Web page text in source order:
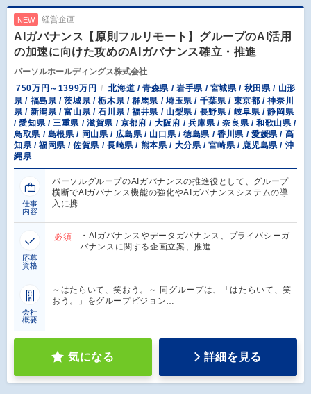
NEW 経営企画
AIガバナンス【原則フルリモート】グループのAI活用
の加速に向けた攻めのAIガバナンス確立・推進
パーソルホールディングス株式会社
750万円～1399万円
北海道 / 青森県 / 岩手県 / 宮城県 / 秋田県 / 山形
県 / 福島県 / 茨城県 / 栃木県 / 群馬県 / 埼玉県 / 千葉県 / 東京都 / 神奈川
県 / 新潟県 / 富山県 / 石川県 / 福井県 / 山梨県 / 長野県 / 岐阜県 / 静岡県
/ 愛知県 / 三重県 / 滋賀県 / 京都府 / 大阪府 / 兵庫県 / 奈良県 / 和歌山県 /
鳥取県 / 島根県 / 岡山県 / 広島県 / 山口県 / 徳島県 / 香川県 / 愛媛県 / 高
知県 / 福岡県 / 佐賀県 / 長崎県 / 熊本県 / 大分県 / 宮崎県 / 鹿児島県 / 沖
縄県
仕事
内容
パーソルグループのAIガバナンスの推進役として、グループ
横断でAIガバナンス機能の強化やAIガバナンスシステムの導
入に携…
応募
資格
必須
・AIガバナンスやデータガバナンス、プライバシーガ
バナンスに関する企画立案、推進…
会社
概要
～はたらいて、笑おう。～ 同グループは、「はたらいて、笑
おう。」をグループビジョン…
気になる 詳細を見る